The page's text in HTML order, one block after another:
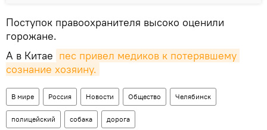
Поступок правоохранителя высоко оценили
горожане.
А в Китае пес привел медиков к потерявшему
сознание хозяину.
В мире Россия Новости Общество Челябинск
полицейский собака дорога